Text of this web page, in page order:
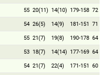
55 20(11) 14(10) 179-158 72
54 26(5) 14(9) 181-151 71
55 21(7) 19(8) 190-178 64
53 18(7) 14(14) 177-169 64
54 21(7) 22(4) 171-151 60